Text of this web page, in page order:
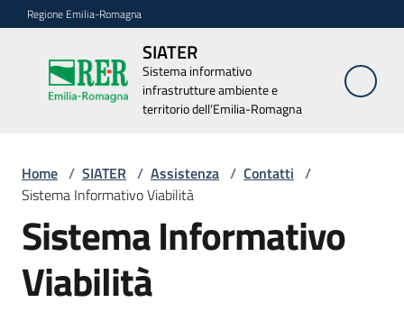
Vai al contenuto
Vai alla navigazione
Vai al footer
Regione Emilia-Romagna
SIATER
Sistema informativo
infrastrutture ambiente e
territorio dell’Emilia-Romagna
SIATER
Sistema
informativo
infrastrutture
Romagna
Elenco
applicazioni
Home / SIATER / Assistenza / Contatti /
Sistema Informativo Viabilità
Sistema Informativo
Viabilità